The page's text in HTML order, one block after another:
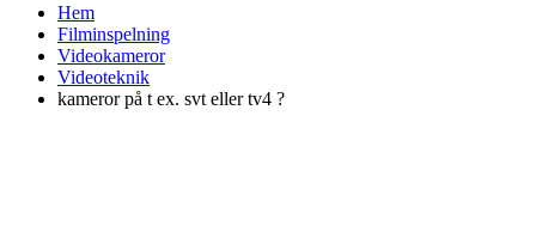
Hem
Filminspelning
Videokameror
Videoteknik
kameror på t ex. svt eller tv4 ?